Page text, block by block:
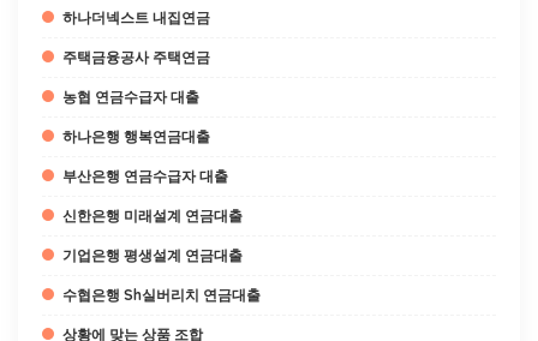
하나더넥스트 내집연금
주택금융공사 주택연금
농협 연금수급자 대출
하나은행 행복연금대출
부산은행 연금수급자 대출
신한은행 미래설계 연금대출
기업은행 평생설계 연금대출
수협은행 Sh실버리치 연금대출
상황에 맞는 상품 조합